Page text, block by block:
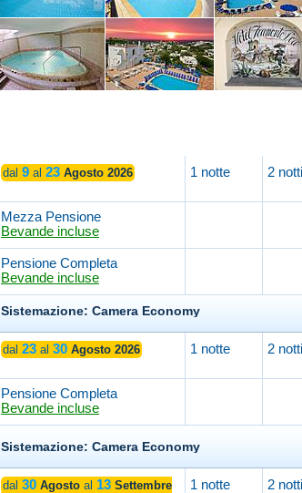
dal 9 al 23 Agosto 2026 1 notte 2 notti
Mezza Pensione
Bevande incluse
Pensione Completa
Bevande incluse
Sistemazione: Camera Economy
dal 23 al 30 Agosto 2026 1 notte 2 notti
Pensione Completa
Bevande incluse
Sistemazione: Camera Economy
dal 30 Agosto al 13 Settembre
1 notte 2 notti